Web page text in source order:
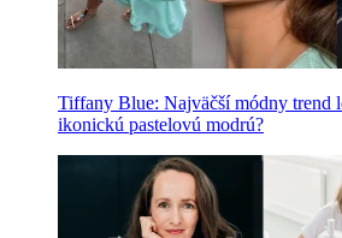
Tiffany Blue: Najväčší módny trend
ikonickú pastelovú modrú?